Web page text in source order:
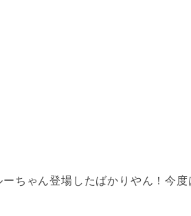
ーちゃん登場したばかりやん！今